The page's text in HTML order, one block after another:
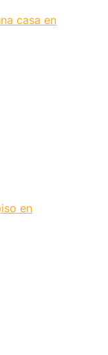
casa en
en